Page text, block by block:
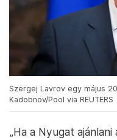
Szergej Lavrov egy május
Kadobnov/Pool via REUTERS
„Ha a Nyugat